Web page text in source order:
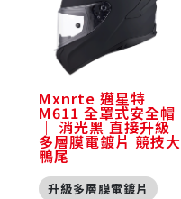
Mxnrte 邁星特
M611 全罩式安全帽
｜ 消光黑 直接升級
多層膜電鍍片 競技大
鴨尾
升級多層膜電鍍片